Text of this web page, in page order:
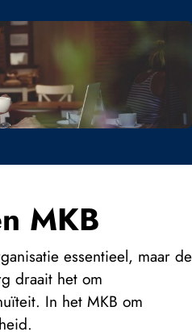
MKB
essentieel, maar de
draait het om
In het MKB om